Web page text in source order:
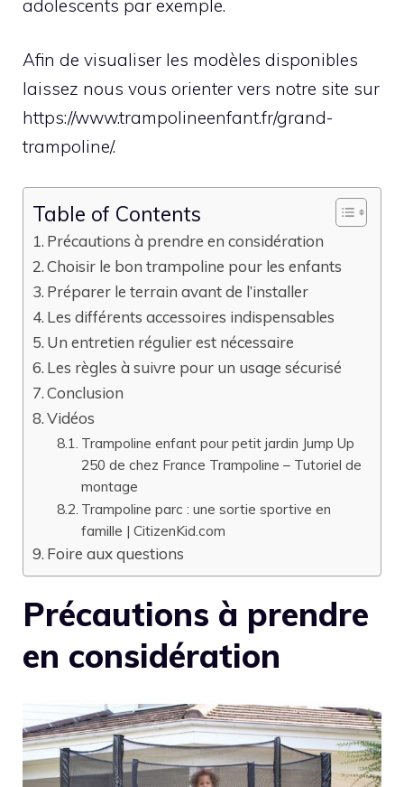
adolescents par exemple.
Afin de visualiser les modèles disponibles
laissez nous vous orienter vers notre site sur
https://www.trampolineenfant.fr/grand-
trampoline/.
Table of Contents
Précautions à prendre en considération
Choisir le bon trampoline pour les enfants
Préparer le terrain avant de l’installer
Les différents accessoires indispensables
Un entretien régulier est nécessaire
Les règles à suivre pour un usage sécurisé
Conclusion
Vidéos
Trampoline enfant pour petit jardin Jump Up
250 de chez France Trampoline – Tutoriel de
montage
Trampoline parc : une sortie sportive en
famille | CitizenKid.com
Foire aux questions
Précautions à prendre
en considération